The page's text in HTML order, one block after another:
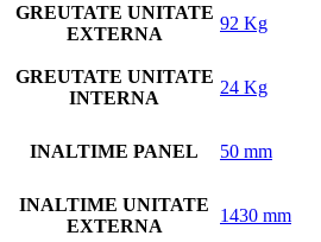
GREUTATE UNITATE
EXTERNA
92 Kg
GREUTATE UNITATE
INTERNA
24 Kg
INALTIME PANEL 50 mm
INALTIME UNITATE
EXTERNA
1430 mm